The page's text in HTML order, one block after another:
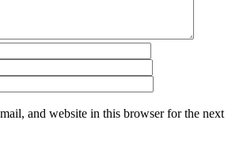
and website in this browser for the next